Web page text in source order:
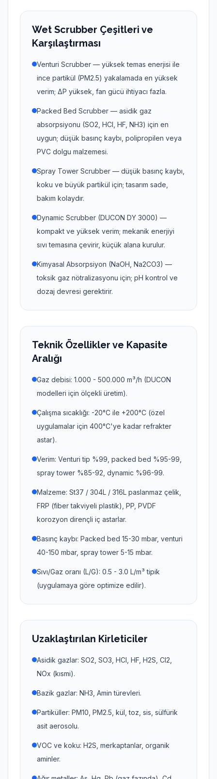
Wet Scrubber Çeşitleri ve
Karşılaştırması
Venturi Scrubber — yüksek temas enerjisi ile
ince partikül (PM2.5) yakalamada en yüksek
verim; ΔP yüksek, fan gücü ihtiyacı fazla.
Packed Bed Scrubber — asidik gaz
absorpsiyonu (SO2, HCl, HF, NH3) için en
uygun; düşük basınç kaybı, polipropilen veya
PVC dolgu malzemesi.
Spray Tower Scrubber — düşük basınç kaybı,
koku ve büyük partikül için; tasarım sade,
bakım kolaydır.
Dynamic Scrubber (DUCON DY 3000) —
kompakt ve yüksek verim; mekanik enerjiyi
sıvı temasına çevirir, küçük alana kurulur.
Kimyasal Absorpsiyon (NaOH, Na2CO3) —
toksik gaz nötralizasyonu için; pH kontrol ve
dozaj devresi gerektirir.
Teknik Özellikler ve Kapasite
Aralığı
Gaz debisi: 1.000 - 500.000 m³/h (DUCON
modelleri için ölçekli üretim).
Çalışma sıcaklığı: -20°C ile +200°C (özel
uygulamalar için 400°C'ye kadar refrakter
astar).
Verim: Venturi tip %99, packed bed %95-99,
spray tower %85-92, dynamic %96-99.
Malzeme: St37 / 304L / 316L paslanmaz çelik,
FRP (fiber takviyeli plastik), PP, PVDF
korozyon dirençli iç astarlar.
Basınç kaybı: Packed bed 15-30 mbar, venturi
40-150 mbar, spray tower 5-15 mbar.
Sıvı/Gaz oranı (L/G): 0.5 - 3.0 L/m³ tipik
(uygulamaya göre optimize edilir).
Uzaklaştırılan Kirleticiler
Asidik gazlar: SO2, SO3, HCl, HF, H2S, Cl2,
NOx (kısmi).
Bazik gazlar: NH3, Amin türevleri.
Partiküller: PM10, PM2.5, kül, toz, sis, sülfürik
asit aerosolu.
VOC ve koku: H2S, merkaptanlar, organik
aminler.